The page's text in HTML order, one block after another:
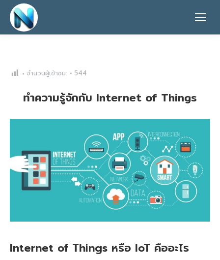
จำนวนผู้เข้าชม: 544
ทำความรู้จักกับ Internet of Things
Internet of Things หรือ IoT คืออะไร